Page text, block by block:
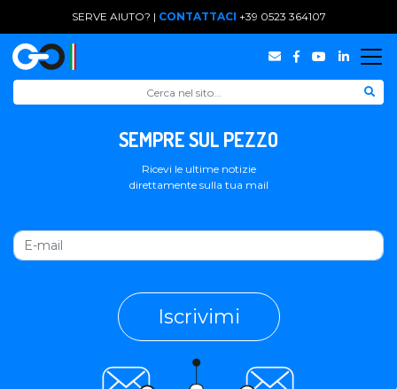
SERVE AIUTO? | CONTATTACI +39 0523 364107
SEMPRE SUL PEZZO
Ricevi le ultime notizie
direttamente sulla tua mail
Iscrivimi